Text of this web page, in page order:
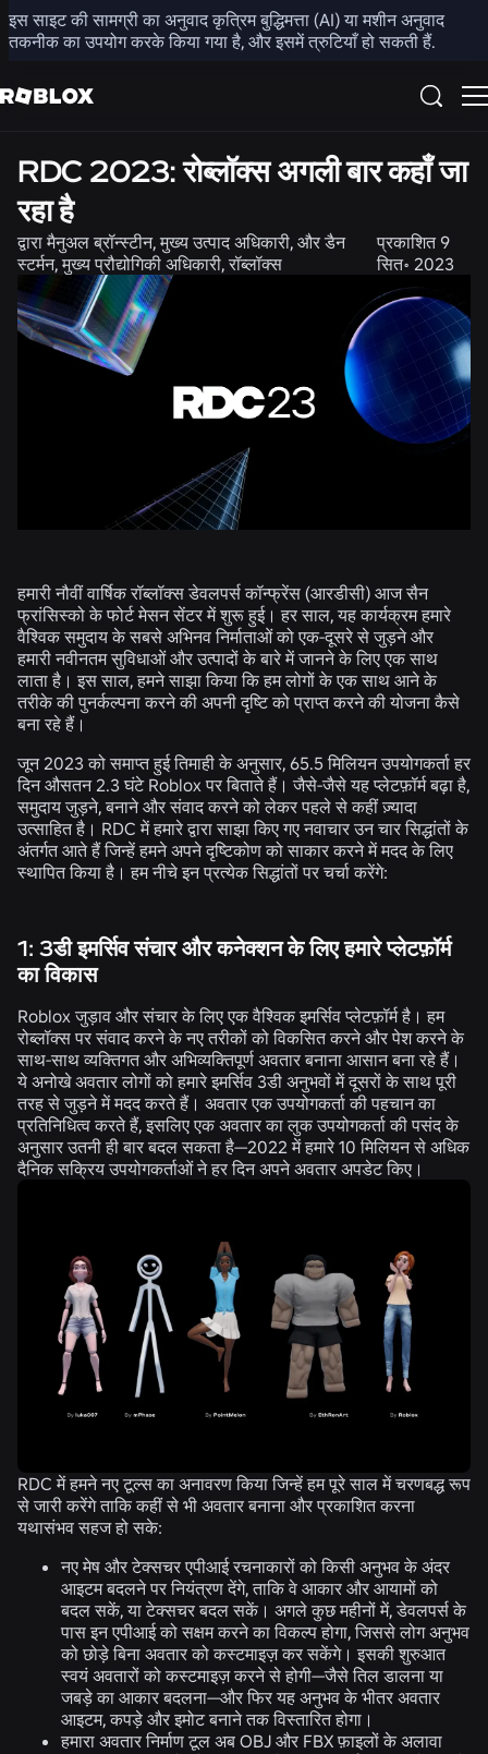
इस साइट की सामग्री का अनुवाद कृत्रिम बुद्धिमत्ता (AI) या मशीन अनुवाद
तकनीक का उपयोग करके किया गया है, और इसमें त्रुटियाँ हो सकती हैं.
साझा करें
समुदाय
RDC 2023: रोब्लॉक्स अगली बार कहाँ जा
रहा है
द्वारा मैनुअल ब्रॉन्स्टीन, मुख्य उत्पाद अधिकारी, और डैन
स्टर्मन, मुख्य प्रौद्योगिकी अधिकारी, रॉब्लॉक्स
प्रकाशित 9
सित॰ 2023
हमारी नौवीं वार्षिक रॉब्लॉक्स डेवलपर्स कॉन्फ्रेंस (आरडीसी) आज सैन
फ्रांसिस्को के फोर्ट मेसन सेंटर में शुरू हुई। हर साल, यह कार्यक्रम हमारे
वैश्विक समुदाय के सबसे अभिनव निर्माताओं को एक-दूसरे से जुड़ने और
हमारी नवीनतम सुविधाओं और उत्पादों के बारे में जानने के लिए एक साथ
लाता है। इस साल, हमने साझा किया कि हम लोगों के एक साथ आने के
तरीके की पुनर्कल्पना करने की अपनी दृष्टि को प्राप्त करने की योजना कैसे
बना रहे हैं।
जून 2023 को समाप्त हुई तिमाही के अनुसार, 65.5 मिलियन उपयोगकर्ता हर
दिन औसतन 2.3 घंटे Roblox पर बिताते हैं। जैसे-जैसे यह प्लेटफ़ॉर्म बढ़ा है,
समुदाय जुड़ने, बनाने और संवाद करने को लेकर पहले से कहीं ज़्यादा
उत्साहित है। RDC में हमारे द्वारा साझा किए गए नवाचार उन चार सिद्धांतों के
अंतर्गत आते हैं जिन्हें हमने अपने दृष्टिकोण को साकार करने में मदद के लिए
स्थापित किया है। हम नीचे इन प्रत्येक सिद्धांतों पर चर्चा करेंगे:
1: 3डी इमर्सिव संचार और कनेक्शन के लिए हमारे प्लेटफ़ॉर्म
का विकास
Roblox जुड़ाव और संचार के लिए एक वैश्विक इमर्सिव प्लेटफ़ॉर्म है। हम
रोब्लॉक्स पर संवाद करने के नए तरीकों को विकसित करने और पेश करने के
साथ-साथ व्यक्तिगत और अभिव्यक्तिपूर्ण अवतार बनाना आसान बना रहे हैं।
ये अनोखे अवतार लोगों को हमारे इमर्सिव 3डी अनुभवों में दूसरों के साथ पूरी
तरह से जुड़ने में मदद करते हैं। अवतार एक उपयोगकर्ता की पहचान का
प्रतिनिधित्व करते हैं, इसलिए एक अवतार का लुक उपयोगकर्ता की पसंद के
अनुसार उतनी ही बार बदल सकता है—2022 में हमारे 10 मिलियन से अधिक
दैनिक सक्रिय उपयोगकर्ताओं नेहर दिनअपने अवतार अपडेट किए।
RDC में हमने नए टूल्स का अनावरण किया जिन्हें हम पूरे साल में चरणबद्ध रूप
से जारी करेंगे ताकि कहीं से भी अवतार बनाना और प्रकाशित करना
यथासंभव सहज हो सके:
नए मेष और टेक्सचर एपीआई रचनाकारों को किसी अनुभव के अंदर
आइटम बदलने पर नियंत्रण देंगे, ताकि वे आकार और आयामों को
बदल सकें, या टेक्सचर बदल सकें। अगले कुछ महीनों में, डेवलपर्स के
पास इन एपीआई को सक्षम करने का विकल्प होगा, जिससे लोग अनुभव
को छोड़े बिना अवतार को कस्टमाइज़ कर सकेंगे। इसकी शुरुआत
स्वयं अवतारों को कस्टमाइज़ करने से होगी—जैसे तिल डालना या
जबड़े का आकार बदलना—और फिर यह अनुभव के भीतर अवतार
आइटम, कपड़े और इमोट बनाने तक विस्तारित होगा।
हमारा अवतार निर्माण टूल अब OBJ और FBX फ़ाइलों के अलावा